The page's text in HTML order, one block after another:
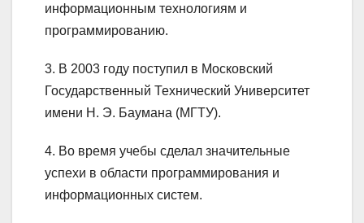
информационным технологиям и
программированию.
3. В 2003 году поступил в Московский
Государственный Технический Университет
имени Н. Э. Баумана (МГТУ).
4. Во время учебы сделал значительные
успехи в области программирования и
информационных систем.